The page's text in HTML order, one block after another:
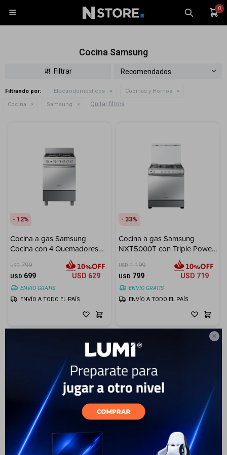

0

Cocina Samsung
Recomendados
Filtrando por: Electrodomésticos
Cocinas y Hornos
Cocina
Samsung Quitar filtros
12
Cocina a gas Samsung
Cocina con 4 Quemadores
con Quemador Rápido -
Silver
USD 799
USD 699 USD 629
ENVIO GRATIS
ENVÍO A TODO EL PAÍS
33
Cocina a gas Samsung
NXT5000T con Triple Power
Burner 5 hornallas
USD 1.199
USD 799 USD 719
ENVIO GRATIS
ENVÍO A TODO EL PAÍS
Cocina a Gas Samsung
TV y Audio
Electrodomésticos
Hogar
Marcas
Celulares